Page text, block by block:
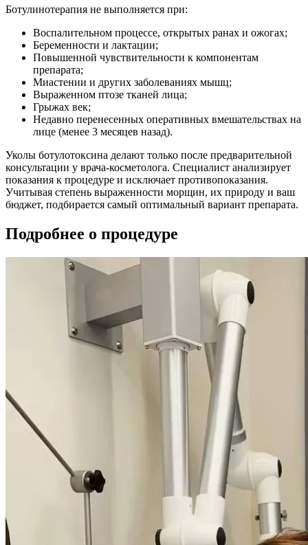
Ботулинотерапия не выполняется при:
Воспалительном процессе, открытых ранах и ожогах;
Беременности и лактации;
Повышенной чувствительности к компонентам
препарата;
Миастении и других заболеваниях мышц;
Выраженном птозе тканей лица;
Грыжах век;
Недавно перенесенных оперативных вмешательствах на
лице (менее 3 месяцев назад).
Уколы ботулотоксина делают только после предварительной
консультации у врача-косметолога. Специалист анализирует
показания к процедуре и исключает противопоказания.
Учитывая степень выраженности морщин, их природу и ваш
бюджет, подбирается самый оптимальный вариант препарата.
Подробнее о процедуре